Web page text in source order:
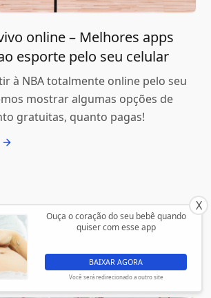
X
Ouça o coração do seu bebê quando
quiser com esse app
BAIXAR AGORA
Você será redirecionado a outro site
online – Melhores apps
esporte pelo seu celular
à NBA totalmente online pelo seu
mostrar algumas opções de
gratuitas, quanto pagas!